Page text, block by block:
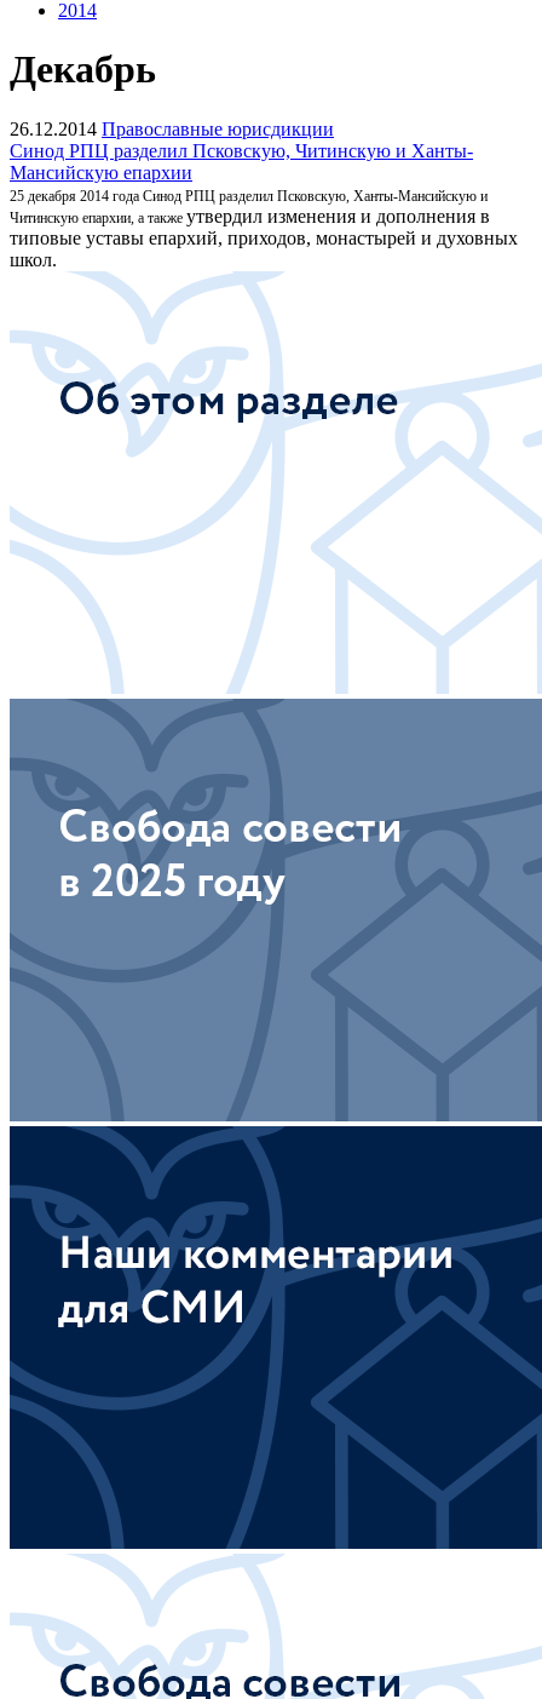
2014
Декабрь
26.12.2014 Православные юрисдикции
Cинод РПЦ разделил Псковскую, Читинскую и Ханты-
Мансийскую епархии
25 декабря 2014 года Синод РПЦ разделил Псковскую, Ханты-Мансийскую и
Читинскую епархии, а также утвердил изменения и дополнения в
типовые уставы епархий, приходов, монастырей и духовных
школ.